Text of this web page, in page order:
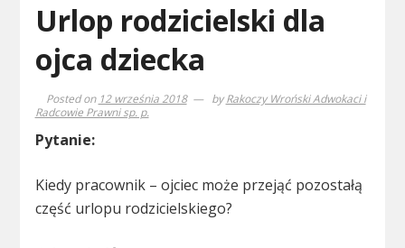
Urlop rodzicielski dla
ojca dziecka
Posted on 12 września 2018 byRakoczy Wroński Adwokaci i
Radcowie Prawni sp. p.
Pytanie:
Kiedy pracownik – ojciec może przejąć pozostałą
część urlopu rodzicielskiego?